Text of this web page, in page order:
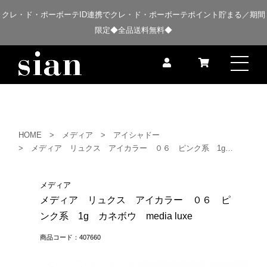
クレ・ド・ポーボーテID連携でクレ・ド・ポーボーテポイント貯まる／期間
限定◆全品送料無料◆
HOME メディア
アイシャドー
メディア リュクス アイカラー ０６ ピンク系 1g カネボウ media luxe
メディア
メディア リュクス アイカラー ０６ ピ
ンク系 1g カネボウ media luxe
商品コード：407660